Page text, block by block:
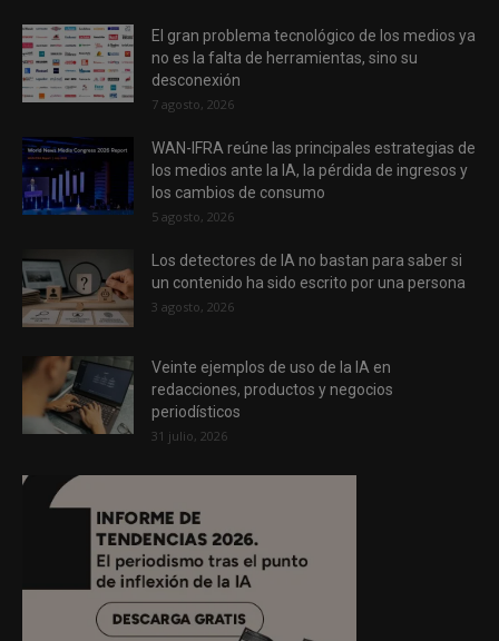
El gran problema tecnológico de los medios ya
no es la falta de herramientas, sino su
desconexión
7 agosto, 2026
WAN-IFRA reúne las principales estrategias de
los medios ante la IA, la pérdida de ingresos y
los cambios de consumo
5 agosto, 2026
Los detectores de IA no bastan para saber si
un contenido ha sido escrito por una persona
3 agosto, 2026
Veinte ejemplos de uso de la IA en
redacciones, productos y negocios
periodísticos
31 julio, 2026